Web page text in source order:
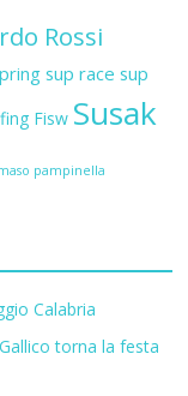
Rossi
sup race sup
Fisw Susak
pampinella
Calabria
torna la festa